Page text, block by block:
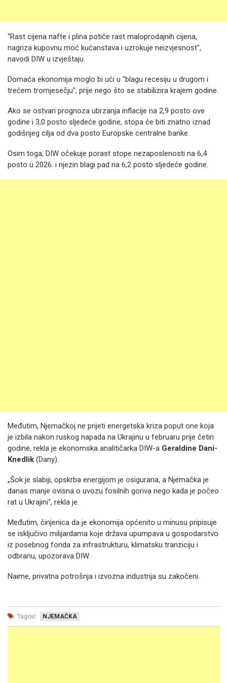
"Rast cijena nafte i plina potiče rast maloprodajnih cijena,
nagriza kupovnu moć kućanstava i uzrokuje neizvjesnost",
navodi DIW u izvještaju.
Domaća ekonomija moglo bi ući u "blagu recesiju u drugom i
trećem tromjesečju", prije nego što se stabilizira krajem godine.
Ako se ostvari prognoza ubrzanja inflacije na 2,9 posto ove
godine i 3,0 posto sljedeće godine, stopa će biti znatno iznad
godišnjeg cilja od dva posto Europske centralne banke.
Osim toga, DIW očekuje porast stope nezaposlenosti na 6,4
posto u 2026. i njezin blagi pad na 6,2 posto sljedeće godine.
Međutim, Njemačkoj ne prijeti energetska kriza poput one koja
je izbila nakon ruskog napada na Ukrajinu u februaru prije četiri
godine, rekla je ekonomska analitičarka DIW-a Geraldine Dani-
Knedlik (Dany).
„Šok je slabiji, opskrba energijom je osigurana, a Njemačka je
danas manje ovisna o uvozu fosilnih goriva nego kada je počeo
rat u Ukrajini“, rekla je.
Međutim, činjenica da je ekonomija općenito u minusu pripisuje
se isključivo milijardama koje država upumpava u gospodarstvo
iz posebnog fonda za infrastrukturu, klimatsku tranziciju i
odbranu, upozorava DIW.
Naime, privatna potrošnja i izvozna industrija su zakočeni.
Tagovi: NJEMAČKA